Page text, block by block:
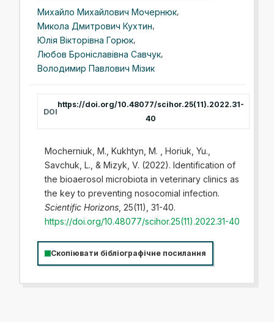
Михайло Михайлович Мочернюк,
Микола Дмитрович Кухтин,
Юлія Вікторівна Горюк,
Любов Броніславівна Савчук,
Володимир Павлович Мізик
DOI
https://doi.org/10.48077/scihor.25(11).2022.31-
40
Mocherniuk, M., Kukhtyn, M. , Horiuk, Yu.,
Savchuk, L., & Mizyk, V. (2022). Identification of
the bioaerosol microbiota in veterinary clinics as
the key to preventing nosocomial infection.
Scientific Horizons, 25(11), 31-40.
https://doi.org/10.48077/scihor.25(11).2022.31-40
Скопіювати бібліографічне посилання